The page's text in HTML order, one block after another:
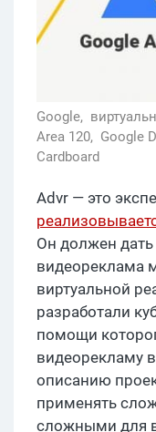
Google,
Area 120, Google
Cardboard
Advr — это
Он должен дать
видеореклама
виртуальной
разработали
помощи
видеорекламу
описанию
применять
сложными для